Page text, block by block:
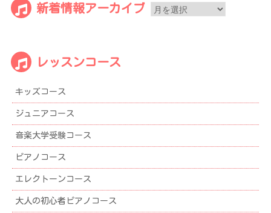
新着情報アーカイブ
新
ブ
レッスンコース
キッズコース
ジュニアコース
音楽大学受験コース
ピアノコース
エレクトーンコース
大人の初心者ピアノコース